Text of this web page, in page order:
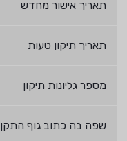
תאריך אישור מחדש
תאריך תיקון טעות
מספר גליונות תיקון
שפה בה כתוב גוף התקן